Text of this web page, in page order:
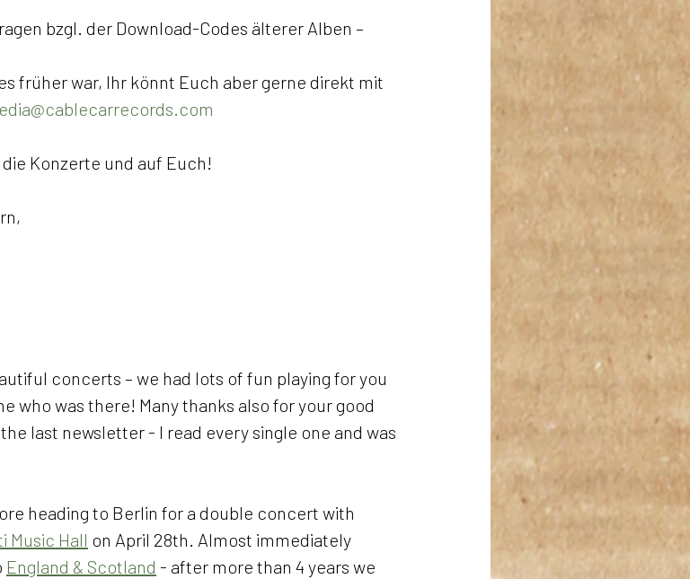
bzgl. der Download-Codes älterer Alben –
früher war, Ihr könnt Euch aber gerne direkt mit
Konzerte und auf Euch!
concerts – we had lots of fun playing for you
who was there! Many thanks also for your good
last newsletter - I read every single one and was
heading to Berlin for a double concert with
Music Hall on April 28th. Almost immediately
England & Scotland - after more than 4 years we